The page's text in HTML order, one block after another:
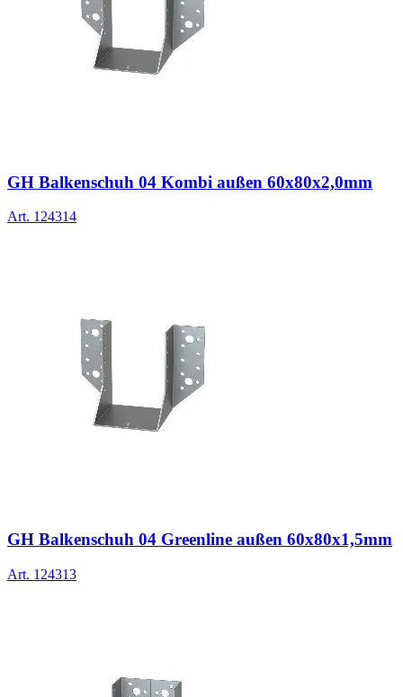
GH Balkenschuh 04 Kombi außen 60x80x2,0mm
Art. 124314
GH Balkenschuh 04 Greenline außen 60x80x1,5mm
Art. 124313